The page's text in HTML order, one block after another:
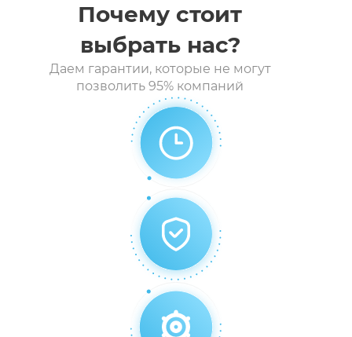
Шлагбаумы
Почему стоит
выбрать нас?
Даем гарантии, которые не могут
позволить 95% компаний